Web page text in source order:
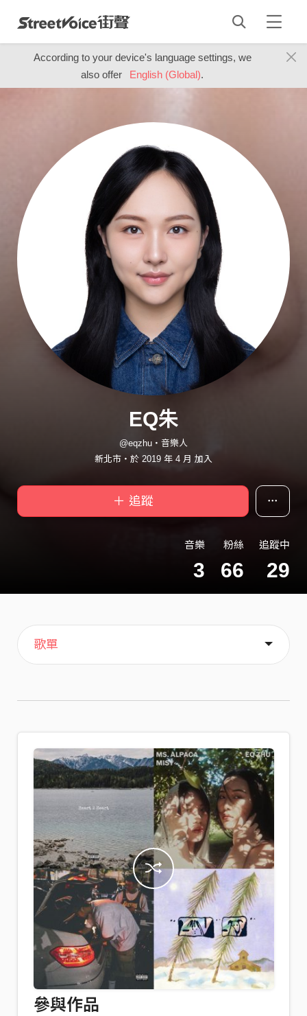
According to your device's language settings, we
also offer
English (Global).
EQ朱
@eqzhu・音樂人
新北市・於 2019 年 4 月 加入
＋ 追蹤
音樂
3
粉絲
66
追蹤中
29
主頁
音樂
歌單
喜歡
關於
參與作品